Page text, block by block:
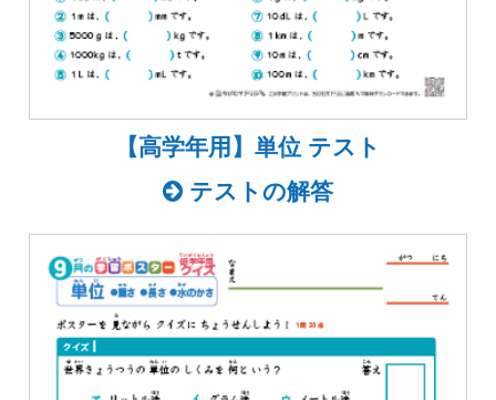
【高学年用】単位 テスト
テストの解答